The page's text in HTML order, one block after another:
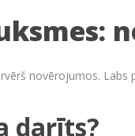
novērojumos. Labs
darīts?